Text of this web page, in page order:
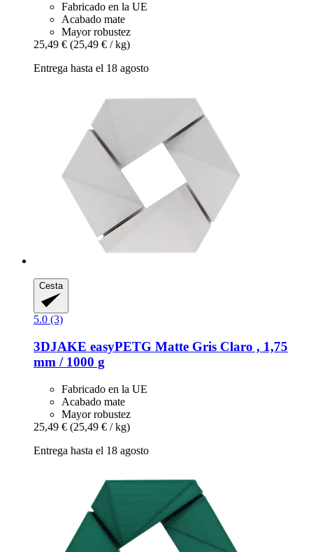
Fabricado en la UE
Acabado mate
Mayor robustez
25,49 € (25,49 € / kg)
Entrega hasta el 18 agosto
Cesta
5.0 (3)
3DJAKE easyPETG Matte Gris Claro , 1,75
mm / 1000 g
Fabricado en la UE
Acabado mate
Mayor robustez
25,49 € (25,49 € / kg)
Entrega hasta el 18 agosto